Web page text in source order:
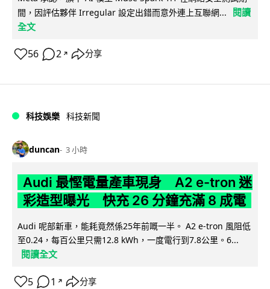
間，因評估夥伴 Irregular 設定出錯而意外連上互聯網...
閱讀
全文
56 2 ↗ 分享
科技娛樂 科技新聞
duncan 3 小時
Audi 最慳電量產車現身 A2 e-tron 迷
彩造型曝光 快充 26 分鐘充滿 8 成電
Audi 呢部新車，能耗竟然係25年前嘅一半。 A2 e-tron 風阻低
至0.24，每百公里只需12.8 kWh，一度電行到7.8公里。6...
閱讀全文
5 1 ↗ 分享